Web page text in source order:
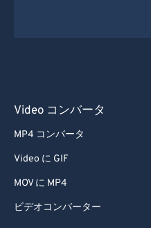
Video コンバータ
MP4 コンバータ
Video に GIF
MOV に MP4
ビデオコンバーター